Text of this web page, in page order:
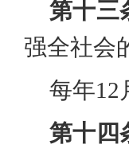
第十三
强全社会
每年12
第十四